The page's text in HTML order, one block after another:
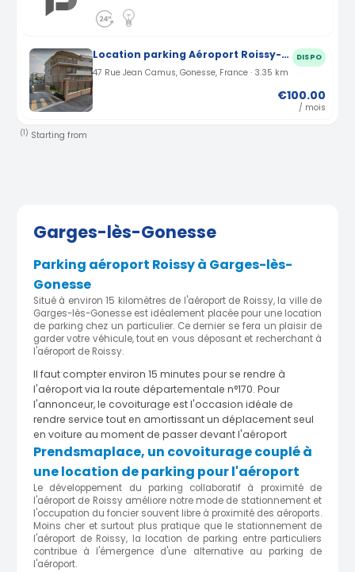
Location parking Aéroport Roissy-Charles-de-Gaulle à Gonesse (95) DISPO
47 Rue Jean Camus, Gonesse, France · 3.35 km
€100.00
/ mois
(1) Starting from
Garges-lès-Gonesse
Parking aéroport Roissy à Garges-lès-
Gonesse
Situé à environ 15 kilomètres de l'aéroport de Roissy, la ville de
Garges-lès-Gonesse est idéalement placée pour une location
de parking chez un particulier. Ce dernier se fera un plaisir de
garder votre véhicule, tout en vous déposant et recherchant à
l'aéroport de Roissy.
Il faut compter environ 15 minutes pour se rendre à
l'aéroport via la route départementale n°170. Pour
l'annonceur, le covoiturage est l'occasion idéale de
rendre service tout en amortissant un déplacement seul
en voiture au moment de passer devant l'aéroport
Prendsmaplace, un covoiturage couplé à
une location de parking pour l'aéroport
Le développement du parking collaboratif à proximité de
l'aéroport de Roissy améliore notre mode de stationnement et
l'occupation du foncier souvent libre à proximité des aéroports.
Moins cher et surtout plus pratique que le stationnement de
l'aéroport de Roissy, la location de parking entre particuliers
contribue à l'émergence d'une alternative au parking de
l'aéroport.